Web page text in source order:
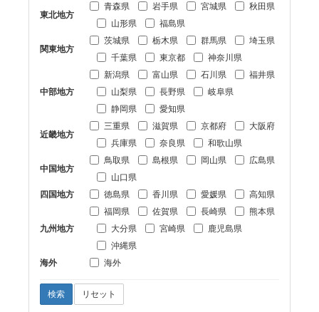
東北地方
青森県 岩手県 宮城県
秋田県
山形県
福島県
関東地方
茨城県 栃木県 群馬県
埼玉県
千葉県
東京都 神奈川県
中部地方
新潟県 富山県 石川県
福井県
山梨県
長野県
岐阜県
静岡県
愛知県
近畿地方
三重県 滋賀県 京都府
大阪府
兵庫県
奈良県 和歌山県
中国地方
鳥取県 島根県 岡山県
広島県
山口県
四国地方
徳島県 香川県 愛媛県 高知県
九州地方
福岡県 佐賀県 長崎県
熊本県
大分県
宮崎県
鹿児島県
沖縄県
海外
海外
検索 リセット